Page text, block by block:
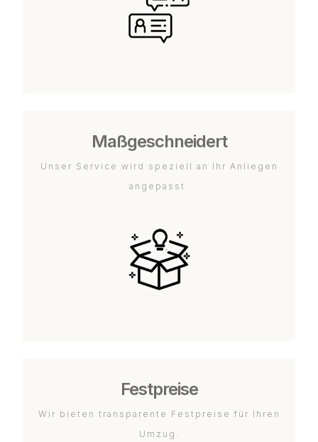
Maßgeschneidert
Unser Service wird speziell an Ihr Anliegen
angepasst.
Festpreise
Wir bieten transparente Festpreise für Ihren
Umzug.